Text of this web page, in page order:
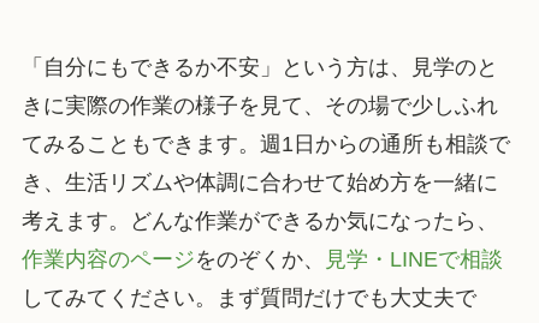
「自分にもできるか不安」という方は、見学のと
きに実際の作業の様子を見て、その場で少しふれ
てみることもできます。週1日からの通所も相談で
き、生活リズムや体調に合わせて始め方を一緒に
考えます。どんな作業ができるか気になったら、
作業内容のページをのぞくか、
見学・LINEで相談
してみてください。まず質問だけでも大丈夫で